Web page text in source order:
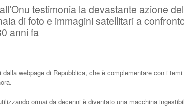
testimonia la devastante azione
di foto e immagini satellitari a
anni fa
webpage di Repubblica, che è complementare con i
ormai da decenni è diventato una macchina